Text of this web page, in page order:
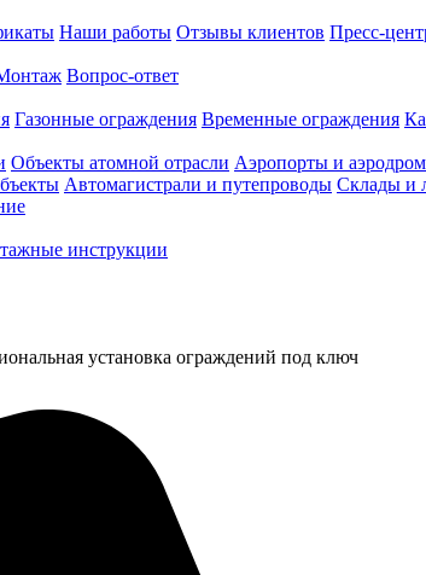
Наши работы Отзывы клиентов Пресс-
Вопрос-ответ
Газонные ограждения Временные ограждения
Объекты атомной отрасли Аэропорты и
Автомагистрали и путепроводы Склады и
инструкции
установка ограждений под ключ